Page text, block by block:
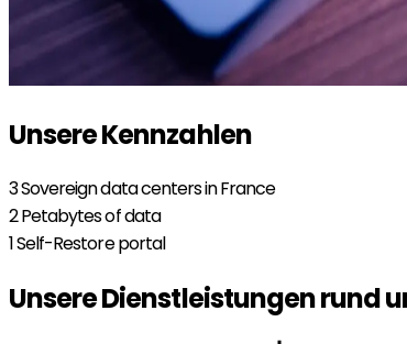
Unsere Kennzahlen
3Sovereign data centers in France
2Petabytes of data
1Self-Restore portal
Unsere Dienstleistungen rund